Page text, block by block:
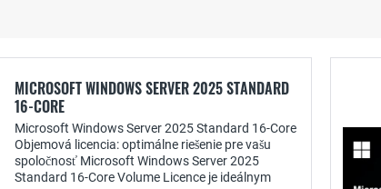
MICROSOFT WINDOWS SERVER 2025 STANDARD
16-CORE
Microsoft Windows Server 2025 Standard 16-Core
Objemová licencia: optimálne riešenie pre vašu
spoločnosť Microsoft Windows Server 2025
Standard 16-Core Volume Licence je ideálnym